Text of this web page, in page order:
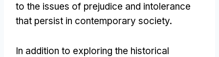
to the issues of prejudice and intolerance
that persist in contemporary society.
In addition to exploring the historical